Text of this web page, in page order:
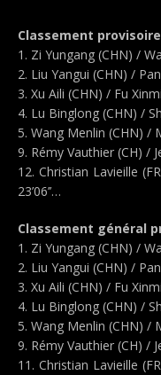
Classement
1. Zi Yungang (CHN) /
2. Liu Yangui (CHN) /
3. Xu Aili (CHN) / Fu
4. Lu Binglong (CHN) /
5. Wang Menlin (CHN) /
9. Rémy Vauthier (CH) /
12. Christian Lavieille
23’06’’…
Classement général
1. Zi Yungang (CHN) /
2. Liu Yangui (CHN) /
3. Xu Aili (CHN) / Fu
4. Lu Binglong (CHN) /
5. Wang Menlin (CHN) /
9. Rémy Vauthier (CH) /
11. Christian Lavieille